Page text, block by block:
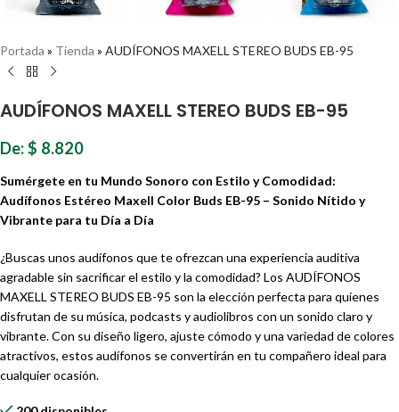
Portada » Tienda » AUDÍFONOS MAXELL STEREO BUDS EB-95
AUDÍFONOS MAXELL STEREO BUDS EB-95
De:$ 8.820
Sumérgete en tu Mundo Sonoro con Estilo y Comodidad:
Audífonos Estéreo Maxell Color Buds EB-95 – Sonido Nítido y
Vibrante para tu Día a Día
¿Buscas unos audífonos que te ofrezcan una experiencia auditiva
agradable sin sacrificar el estilo y la comodidad? Los AUDÍFONOS
MAXELL STEREO BUDS EB-95 son la elección perfecta para quienes
disfrutan de su música, podcasts y audiolibros con un sonido claro y
vibrante. Con su diseño ligero, ajuste cómodo y una variedad de colores
atractivos, estos audífonos se convertirán en tu compañero ideal para
cualquier ocasión.